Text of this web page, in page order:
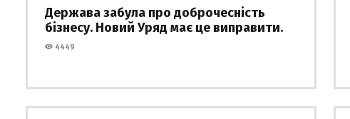
Держава забула про доброчесність
бізнесу. Новий Уряд має це виправити.
4449